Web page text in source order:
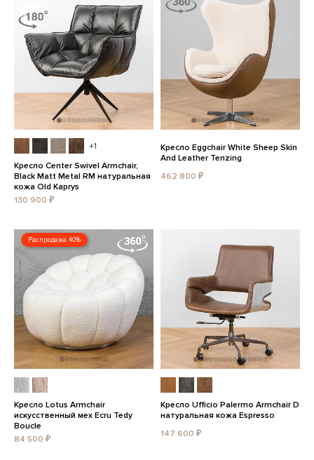
+1
Кресло Center Swivel Armchair,
Black Matt Metal RM натуральная
кожа Old Kaprys
130 900 ₽
Кресло Eggchair White Sheep Skin
And Leather Tenzing
462 800 ₽
Распродажа 40%
Кресло Lotus Armchair
искусственный мех Ecru Tedy
Boucle
84 500 ₽
Кресло Ufficio Palermo Armchair D
натуральная кожа Espresso
147 600 ₽